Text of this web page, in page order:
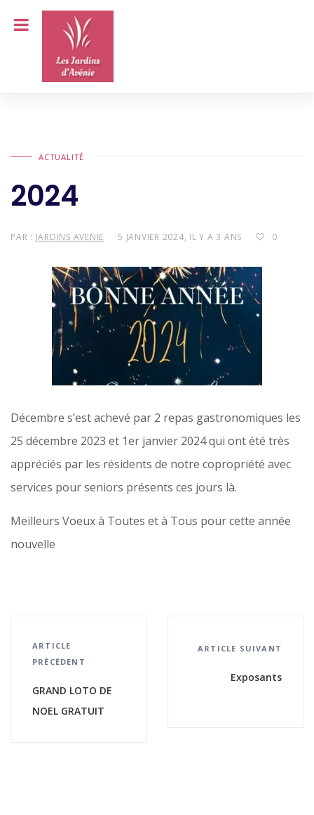
ACTUALITÉ
2024
PAR : JARDINS AVENIE 5 JANVIER 2024, IL Y A 3 ANS 0
Décembre s’est achevé par 2 repas gastronomiques les
25 décembre 2023 et 1er janvier 2024 qui ont été très
appréciés par les résidents de notre copropriété avec
services pour seniors présents ces jours là.
Meilleurs Voeux à Toutes et à Tous pour cette année
nouvelle
ARTICLE
PRÉCÉDENT
GRAND LOTO DE
NOEL GRATUIT
ARTICLE SUIVANT
Exposants